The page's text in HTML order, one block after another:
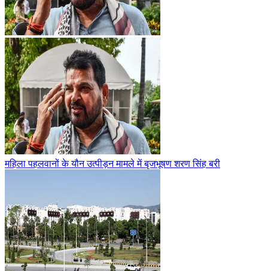
महिला पहलवानों के यौन उत्पीड़न मामले में बृजभूषण शरण सिंह बरी